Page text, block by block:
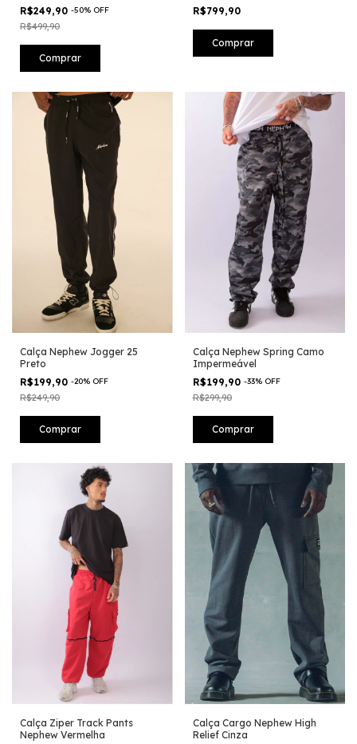
R$249,90 -50% OFF
R$499,90
Comprar
Washed Azul
R$799,90
Comprar
Calça Nephew Jogger 25
Preto
R$199,90 -20% OFF
R$249,90
Comprar
Calça Nephew Spring Camo
Impermeável
R$199,90 -33% OFF
R$299,90
Comprar
Calça Ziper Track Pants
Nephew Vermelha
Calça Cargo Nephew High
Relief Cinza